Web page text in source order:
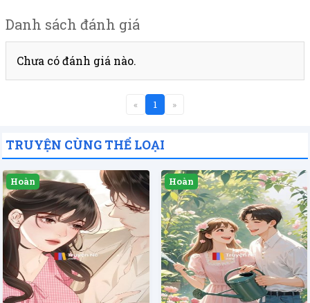
Danh sách đánh giá
Chưa có đánh giá nào.
« 1 »
TRUYỆN CÙNG THỂ LOẠI